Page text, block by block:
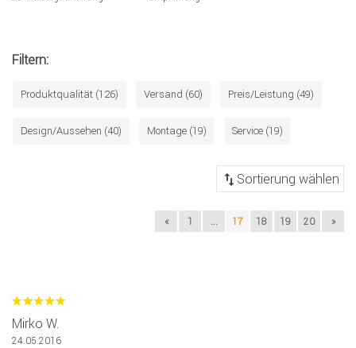
Filtern:
Produktqualität (126) Versand (60) Preis/Leistung (49)
Design/Aussehen (40) Montage (19) Service (19)
« 1 ... 17 18 19 20 »
Mirko W.
24.05.2016